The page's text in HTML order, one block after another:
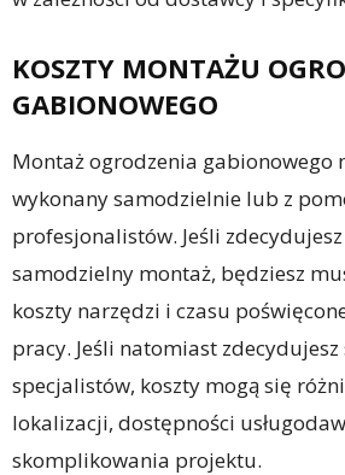
KOSZTY MONTAŻU
GABIONOWEGO
Montaż ogrodzenia gabionowego
wykonany samodzielnie lub z
profesjonalistów. Jeśli
samodzielny montaż, będziesz
koszty narzędzi i czasu
pracy. Jeśli natomiast
specjalistów, koszty mogą się
lokalizacji, dostępności
skomplikowania projektu.